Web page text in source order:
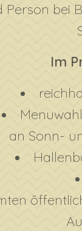
Person
Im
an Sonn-